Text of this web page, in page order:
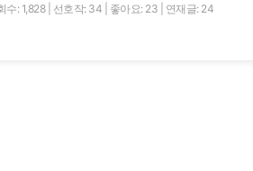
수: 1,828 선호작: 34 좋아요: 23 연재글: 24